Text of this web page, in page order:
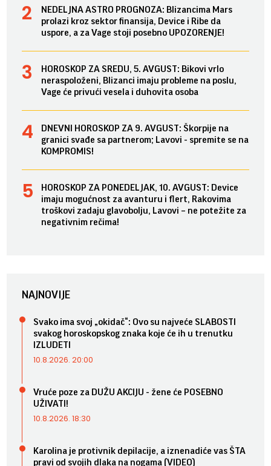
NEDELJNA ASTRO PROGNOZA: Blizancima Mars
prolazi kroz sektor finansija, Device i Ribe da
uspore, a za Vage stoji posebno UPOZORENJE!
HOROSKOP ZA SREDU, 5. AVGUST: Bikovi vrlo
neraspoloženi, Blizanci imaju probleme na poslu,
Vage će privući vesela i duhovita osoba
DNEVNI HOROSKOP ZA 9. AVGUST: Škorpije na
granici svađe sa partnerom; Lavovi - spremite se na
KOMPROMIS!
HOROSKOP ZA PONEDELJAK, 10. AVGUST: Device
imaju mogućnost za avanturu i flert, Rakovima
troškovi zadaju glavobolju, Lavovi – ne potežite za
negativnim rečima!
NAJNOVIJE
Svako ima svoj „okidač“: Ovo su najveće SLABOSTI
svakog horoskopskog znaka koje će ih u trenutku
IZLUDETI
10.8.2026. 20:00
Vruće poze za DUŽU AKCIJU - žene će POSEBNO
UŽIVATI!
10.8.2026. 18:30
Karolina je protivnik depilacije, a iznenadiće vas ŠTA
pravi od svojih dlaka na nogama (VIDEO)